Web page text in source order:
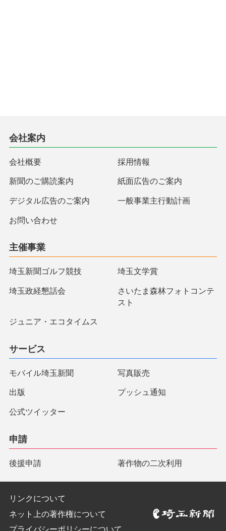
会社案内
会社概要 採用情報
新聞のご購読案内 紙面広告のご案内
デジタル広告のご案内 一般事業主行動計画
お問い合わせ
主催事業
埼玉新聞ゴルフ競技 埼玉文学賞
埼玉政経懇話会
さいたま森林フォトコンテ
スト
ジュニア・エコタイムス
サービス
モバイル埼玉新聞 写真販売
出版 プッシュ通知
公式ツイッター
申請
後援申請 著作物の二次利用
リンクについて
ネット上の著作権について